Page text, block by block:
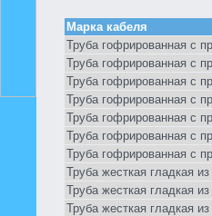
Марка кабеля
Труба гофрированная с
Труба гофрированная с
Труба гофрированная с
Труба гофрированная с
Труба гофрированная с
Труба гофрированная с
Труба гофрированная с
Труба жесткая гладкая
Труба жесткая гладкая
Труба жесткая гладкая